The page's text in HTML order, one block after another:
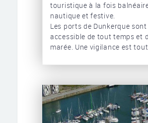
touristique à la fois
nautique et festive.
Les ports de Dunkerque sont
accessible de tout temps et
marée. Une vigilance est